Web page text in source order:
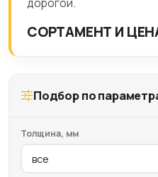
СОРТАМЕНТ И
Подбор по
Толщина, мм